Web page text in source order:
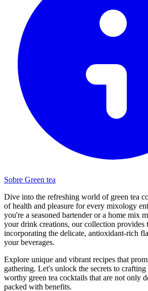
Sobre Green tea
Dive into the refreshing world of green tea
of health and pleasure for every mixology
you're a seasoned bartender or a home mix
your drink creations, our collection provides
incorporating the delicate, antioxidant-rich
your beverages.
Explore unique and vibrant recipes that
gathering. Let's unlock the secrets to
worthy green tea cocktails that are not only
packed with benefits.